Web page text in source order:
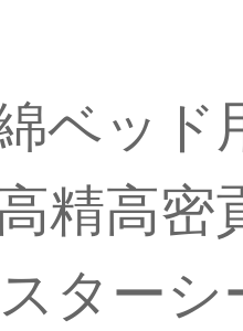
ベッド
精高密
ターシ